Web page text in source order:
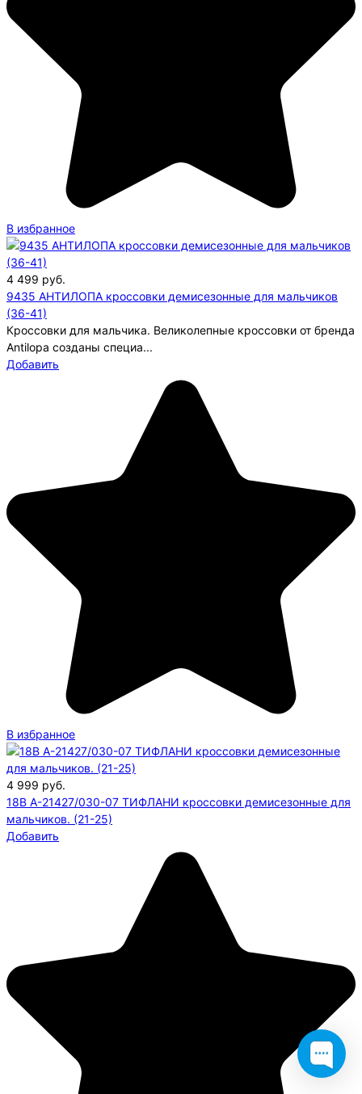
В избранное
4 499 руб.
9435 АНТИЛОПА кроссовки демисезонные для мальчиков
(36-41)
Кроссовки для мальчика. Великолепные кроссовки от бренда
Antilopa созданы специа...
Добавить
В избранное
4 999 руб.
18B A-21427/030-07 ТИФЛАНИ кроссовки демисезонные для
мальчиков. (21-25)
Добавить